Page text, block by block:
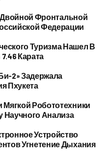
Двойной Фронтальной
Федерации
Туризма Нашел В
Карата
2» Задержала
Пхукета
Робототехники
Анализа
Устройство
Угнетение Дыхания